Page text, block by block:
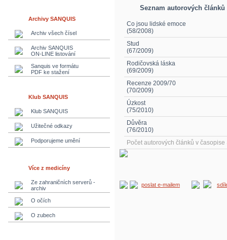
Archivy SANQUIS
Archiv všech čísel
Archiv SANQUIS
ON-LINE listování
Sanquis ve formátu
PDF ke stažení
Klub SANQUIS
Klub SANQUIS
Užitečné odkazy
Podporujeme umění
Více z medicíny
Ze zahraničních serverů -
archiv
O očích
O zubech
Seznam autorových článků
Co jsou lidské emoce
(58/2008)
Stud
(67/2009)
Rodičovská láska
(69/2009)
Recenze 2009/70
(70/2009)
Úzkost
(75/2010)
Důvěra
(76/2010)
Počet autorových článků v časopise
poslat e-mailem